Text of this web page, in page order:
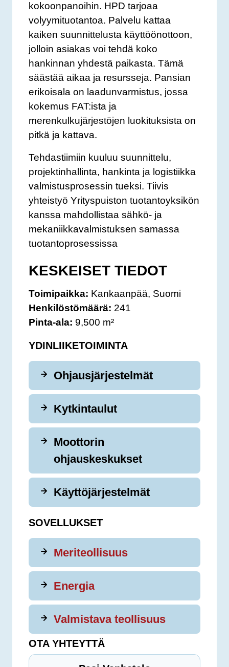
kokoonpanoihin. HPD tarjoaa
volyymituotantoa. Palvelu kattaa
kaiken suunnittelusta käyttöönottoon,
jolloin asiakas voi tehdä koko
hankinnan yhdestä paikasta. Tämä
säästää aikaa ja resursseja. Pansian
erikoisala on laadunvarmistus, jossa
kokemus FAT:ista ja
merenkulkujärjestöjen luokituksista on
pitkä ja kattava.
Tehdastiimiin kuuluu suunnittelu,
projektinhallinta, hankinta ja logistiikka
valmistusprosessin tueksi. Tiivis
yhteistyö Yrityspuiston tuotantoyksikön
kanssa mahdollistaa sähkö- ja
mekaniikkavalmistuksen samassa
tuotantoprosessissa
KESKEISET TIEDOT
Toimipaikka: Kankaanpää, Suomi
Henkilöstömäärä: 241
Pinta-ala: 9,500 m²
YDINLIIKETOIMINTA
Ohjausjärjestelmät
Kytkintaulut
Moottorin
ohjauskeskukset
Käyttöjärjestelmät
SOVELLUKSET
Meriteollisuus
Energia
Valmistava teollisuus
OTA YHTEYTTÄ